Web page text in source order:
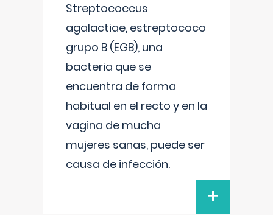
Streptococcus
agalactiae, estreptococo
grupo B (EGB), una
bacteria que se
encuentra de forma
habitual en el recto y en la
vagina de mucha
mujeres sanas, puede ser
causa de infección.
+